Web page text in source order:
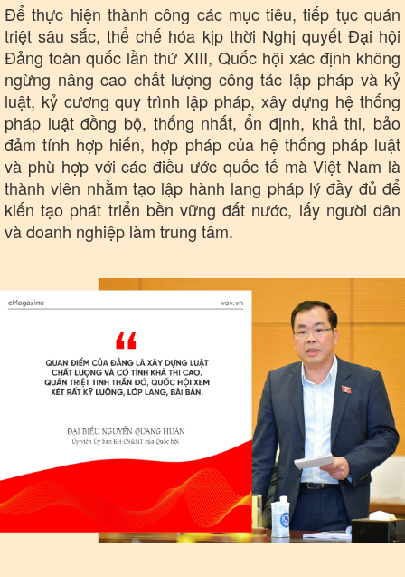
Thể thao
Bóng đá
Lịch thi đấu bóng đá
Ô tô - Xe máy
Ô tô
Xe máy
Để thực hiện thành công các mục tiêu, tiếp tục quán
triệt sâu sắc, thể chế hóa kịp thời Nghị quyết Đại hội
Đảng toàn quốc lần thứ XIII, Quốc hội xác định không
ngừng nâng cao chất lượng công tác lập pháp và kỷ
luật, kỷ cương quy trình lập pháp, xây dựng hệ thống
pháp luật đồng bộ, thống nhất, ổn định, khả thi, bảo
đảm tính hợp hiến, hợp pháp của hệ thống pháp luật
và phù hợp với các điều ước quốc tế mà Việt Nam là
thành viên nhằm tạo lập hành lang pháp lý đầy đủ để
kiến tạo phát triển bền vững đất nước, lấy người dân
và doanh nghiệp làm trung tâm.